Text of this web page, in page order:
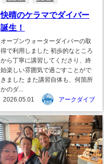
快晴のケラマでダイバー
誕生！
オープンウォーターダイバーの取
得で利用しました 初歩的なところ
から丁寧に講習してくださり、終
始楽しい雰囲気で過ごすことがで
きました また講習自体も、何箇所
かのダ...
2026.05.01
アークダイブ